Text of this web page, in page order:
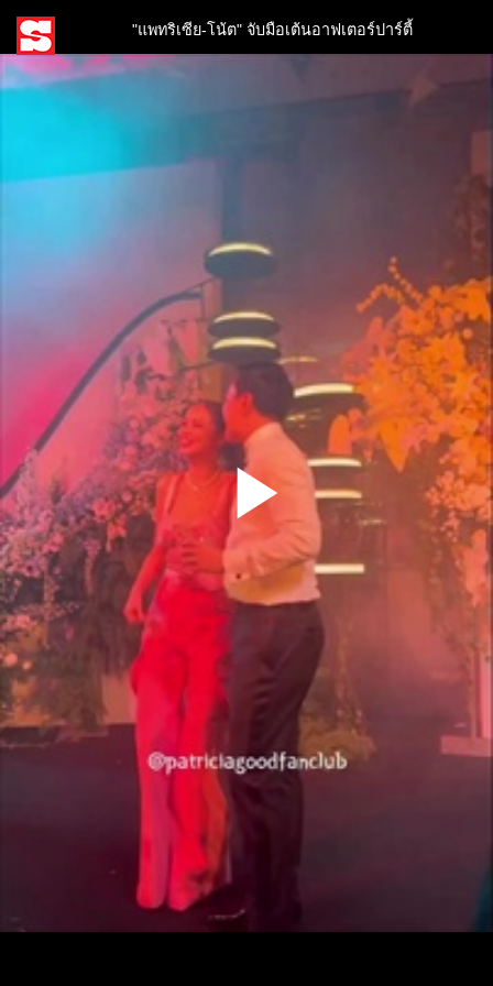
Play
Video
"แพทริเซีย-โน้ต" จับมือเต้นอาฟเตอร์ปาร์ตี้